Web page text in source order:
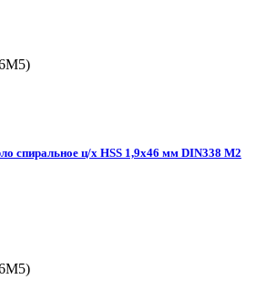
спиральное ц/х HSS 1,9х46 мм DIN338 М2